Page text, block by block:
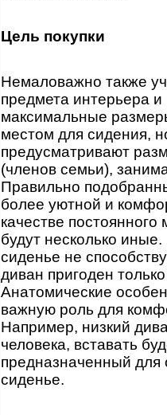
Цель покупки
Немаловажно также
предмета интерьера
максимальные
местом для сидения,
предусматривают
(членов семьи),
Правильно
более уютной и
качестве
будут несколько
сиденье не
диван пригоден
Анатомические
важную роль для
Например, низкий
человека, вставать
предназначенный
сиденье.